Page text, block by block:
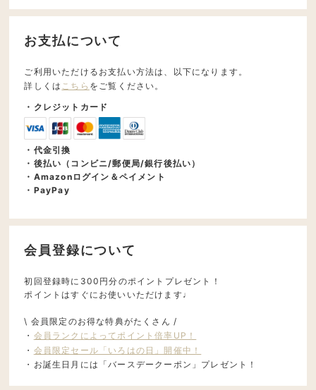
お支払について
ご利用いただけるお支払い方法は、以下になります。
詳しくは こちら をご覧ください。
・クレジットカード
・代金引換
・後払い（コンビニ/郵便局/銀行後払い）
・Amazonログイン＆ペイメント
・PayPay
会員登録について
初回登録時に300円分のポイントプレゼント！
ポイントはすぐにお使いいただけます♩
\ 会員限定のお得な特典がたくさん /
・ 会員ランクによってポイント倍率UP！
・ 会員限定セール「いろはの日」開催中！
・お誕生日月には「バースデークーポン」プレゼント！